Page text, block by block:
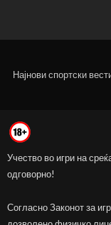
Најнови спортски
Учество во игри на
одговорно!
Согласно Законот за